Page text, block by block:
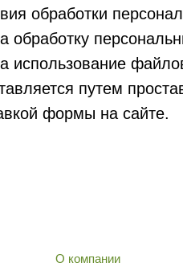
обработки
обработку
использование
путем
формы на сайте.
О компании